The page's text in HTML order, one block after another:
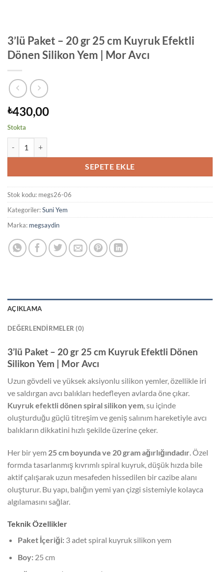
3’lü Paket – 20 gr 25 cm Kuyruk Efektli
Dönen Silikon Yem | Mor Avcı
₺430,00
Stokta
SEPETE EKLE
Stok kodu: megs26-06
Kategoriler:Suni Yem
Marka: megsaydin
AÇIKLAMA
DEĞERLENDIRMELER (0)
3’lü Paket – 20 gr 25 cm Kuyruk Efektli Dönen
Silikon Yem | Mor Avcı
Uzun gövdeli ve yüksek aksiyonlu silikon yemler, özellikle iri
ve saldırgan avcı balıkları hedefleyen avlarda öne çıkar.
Kuyruk efektli dönen spiral silikon yem , su içinde
oluşturduğu güçlü titreşim ve geniş salınım hareketiyle avcı
balıkların dikkatini hızlı şekilde üzerine çeker.
Her bir yem 25 cm boyunda ve 20 gram ağırlığındadır . Özel
formda tasarlanmış kıvrımlı spiral kuyruk, düşük hızda bile
aktif çalışarak uzun mesafeden hissedilen bir cazibe alanı
oluşturur. Bu yapı, balığın yemi yan çizgi sistemiyle kolayca
algılamasını sağlar.
Teknik Özellikler
Paket İçeriği:3 adet spiral kuyruk silikon yem
Boy:25 cm